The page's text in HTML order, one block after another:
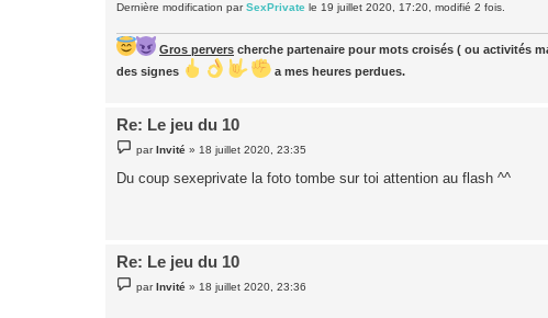
Dernière modification parSexPrivate le 19 juillet 2020, 17:20, modifié 2 fois.
Gros pervers cherche partenaire pour mots croisés ( ou activités
des signes
a mes heures perdues.
Re: Le jeu du 10
e
s
parInvité »18 juillet 2020, 23:35
Du coup sexeprivate la foto tombe sur toi attention au flash ^^
Re: Le jeu du 10
e
parInvité »18 juillet 2020, 23:36